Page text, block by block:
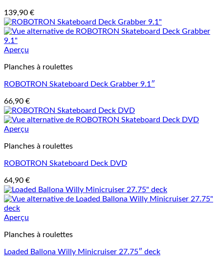
139,90 €
Aperçu
Planches à roulettes
ROBOTRON Skateboard Deck Grabber 9.1″
66,90 €
Aperçu
Planches à roulettes
ROBOTRON Skateboard Deck DVD
64,90 €
Aperçu
Planches à roulettes
Loaded Ballona Willy Minicruiser 27.75″ deck